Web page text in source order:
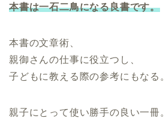
本書は一石二鳥になる良書です。
本書の文章術、
親御さんの仕事に役立つし、
子どもに教える際の参考にもなる。
親子にとって使い勝手の良い一冊。